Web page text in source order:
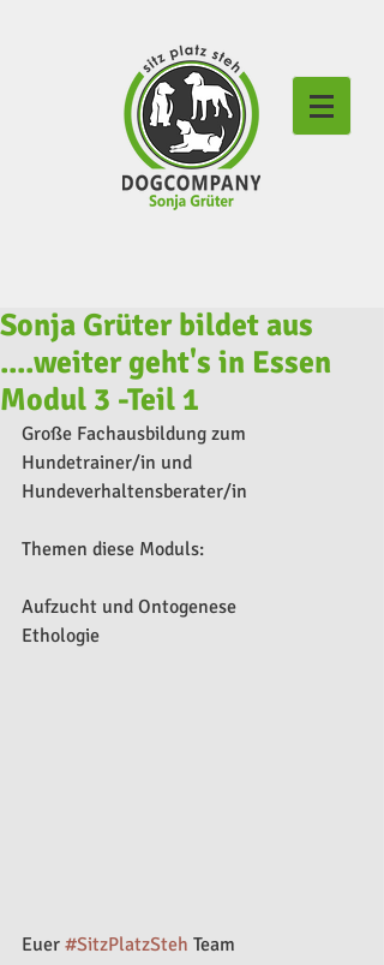
Sonja Grüter bildet aus
....weiter geht's in Essen
Modul 3 -Teil 1
Große Fachausbildung zum
Hundetrainer/in und
Hundeverhaltensberater/in
Themen diese Moduls:
Aufzucht und Ontogenese
Ethologie
Euer #SitzPlatzSteh Team